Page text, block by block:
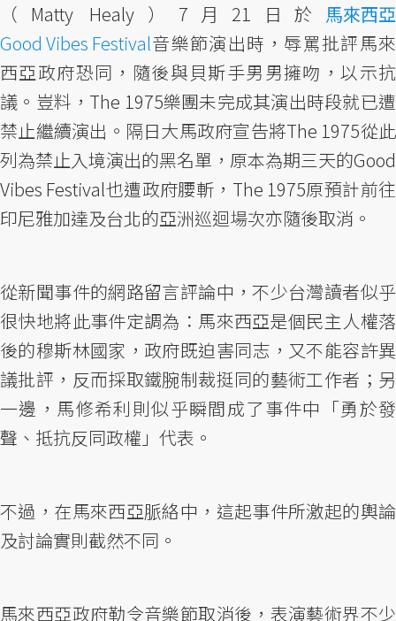
（Matty Healy）7月21日於 馬來西亞
Good Vibes Festival音樂節演出時，辱罵批評馬來
西亞政府恐同，隨後與貝斯手男男擁吻，以示抗
議。豈料，The 1975樂團未完成其演出時段就已遭
禁止繼續演出。隔日大馬政府宣告將The 1975從此
列為禁止入境演出的黑名單，原本為期三天的Good
Vibes Festival也遭政府腰斬，The 1975原預計前往
印尼雅加達及台北的亞洲巡迴場次亦隨後取消。
從新聞事件的網路留言評論中，不少台灣讀者似乎
很快地將此事件定調為：馬來西亞是個民主人權落
後的穆斯林國家，政府既迫害同志，又不能容許異
議批評，反而採取鐵腕制裁挺同的藝術工作者；另
一邊，馬修希利則似乎瞬間成了事件中「勇於發
聲、抵抗反同政權」代表。
不過，在馬來西亞脈絡中，這起事件所激起的輿論
及討論實則截然不同。
馬來西亞政府勒令音樂節取消後，表演藝術界不少